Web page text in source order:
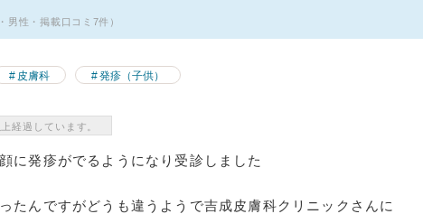
男性・掲載口コミ7件）
皮膚科 発疹（子供）
経過しています。
に発疹がでるようになり受診しました
たんですがどうも違うようで吉成皮膚科クリニックさんに